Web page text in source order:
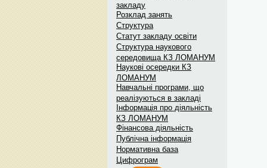
закладу
Розклад занять
Структура
Статут закладу освіти
Структура наукового
середовища КЗ ЛОМАНУМ
Наукові осередки КЗ
ЛОМАНУМ
Навчальні програми, що
реалізуються в закладі
Інформація про діяльність
КЗ ЛОМАНУМ
Фінансова діяльність
Публічна інформація
Нормативна база
Цифрограм